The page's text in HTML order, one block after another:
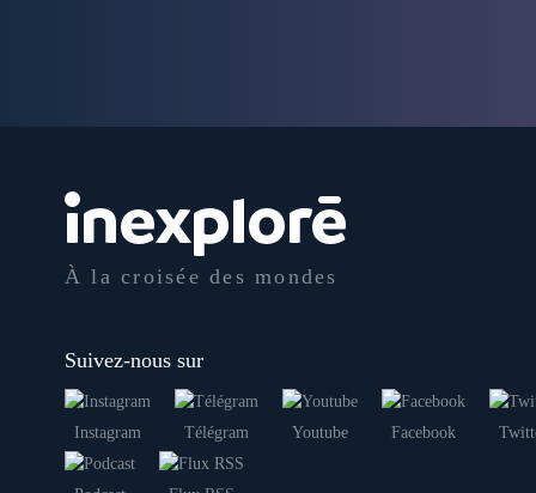
À la croisée des mondes
Suivez-nous sur
Instagram Télégram Youtube Facebook